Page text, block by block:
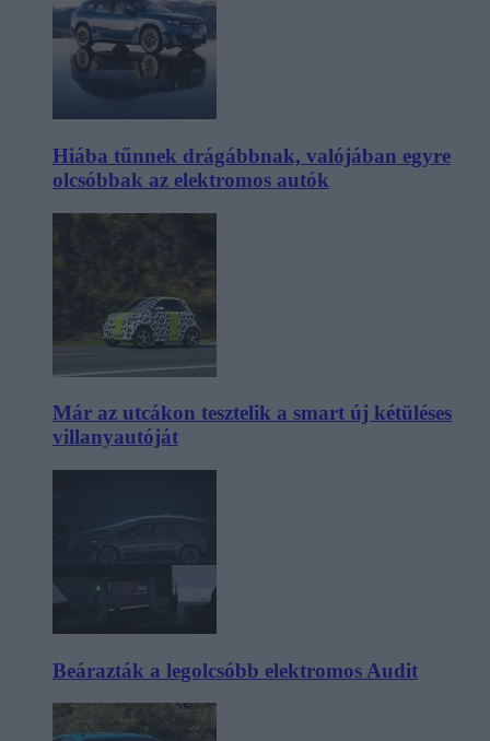
Hiába tűnnek drágábbnak, valójában egyre
olcsóbbak az elektromos autók
Már az utcákon tesztelik a smart új kétüléses
villanyautóját
Beárazták a legolcsóbb elektromos Audit